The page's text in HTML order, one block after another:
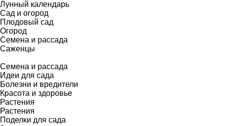
Лунный календарь
Сад и огород
Плодовый сад
Огород
Семена и рассада
Саженцы
Семена и рассада
Идеи для сада
Болезни и вредители
Красота и здоровье
Растения
Растения
Поделки для сада